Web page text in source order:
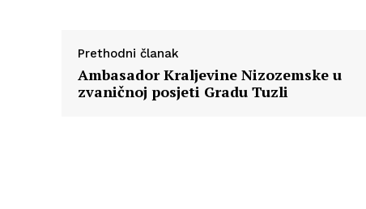
Prethodni članak
Ambasador Kraljevine Nizozemske u
zvaničnoj posjeti Gradu Tuzli